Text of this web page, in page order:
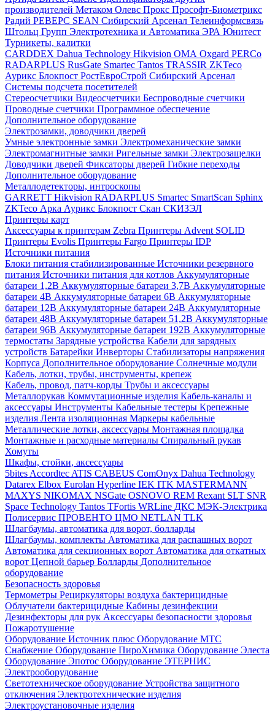
производителей Метаком Олевс Прокс Прософт-Биометрикс
Радий РЕВЕРС SEAN Сибирский Арсенал Телеинформсвязь
Штольц Групп Электротехника и Автоматика ЭРА Юнитест
Турникеты, калитки
CARDDEX Dahua Technology Hikvision ОМА Oxgard PERCo
RADARPLUS RusGate Smartec Tantos TRASSIR ZKTeco
Аурикс Блокпост РостЕвроСтрой Сибирский Арсенал
Системы подсчета посетителей
Стереосчетчики Видеосчетчики Беспроводные счетчики
Проводные счетчики Программное обеспечение
Дополнительное оборудование
Электрозамки, доводчики дверей
Умные электронные замки Электромеханические замки
Электромагнитные замки Ригельные замки Электрозащелки
Доводчики дверей Фиксаторы дверей Гибкие переходы
Дополнительное оборудование
Металлодетекторы, интроскопы
GARRETT Hikvision RADARPLUS Smartec SmartScan Sphinx
ZKTeco Арка Аурикс Блокпост Скан СКИЗЭЛ
Принтеры карт
Аксессуары к принтерам Zebra Принтеры Advent SOLID
Принтеры Evolis Принтеры Fargo Принтеры IDP
Источники питания
Блоки питания стабилизированные Источники резервного
питания Источники питания для котлов Аккумуляторные
батареи 1,2В Аккумуляторные батареи 3,7В Аккумуляторные
батареи 4В Аккумуляторные батареи 6В Аккумуляторные
батареи 12В Аккумуляторные батареи 24В Аккумуляторные
батареи 48В Аккумуляторные батареи 51,2В Аккумуляторные
батареи 96В Аккумуляторные батареи 192В Аккумуляторные
термостаты Зарядные устройства Кабели для зарядных
устройств Батарейки Инверторы Стабилизаторы напряжения
Корпуса Дополнительное оборудование Солнечные модули
Кабель, лотки, трубы, инструменты, крепеж
Кабель, провод, патч-корды Трубы и аксессуары
Металлорукав Коммутационные изделия Кабель-каналы и
аксессуары Инструменты Кабельные тестеры Крепежные
изделия Лента изоляционная Маркеры кабельные
Металлические лотки, аксессуары Монтажная площадка
Монтажные и расходные материалы Спиральный рукав
Хомуты
Шкафы, стойки, аксессуары
5bites Accordtec ATIS CABEUS ComOnyx Dahua Technology
Datarex Elbox Eurolan Hyperline IEK ITK MASTERMANN
MAXYS NIKOMAX NSGate OSNOVO REM Rexant SLT SNR
Space Technology Tantos TFortis WRLine ДКС МЭК-Электрика
Полисервис ПРОВЕНТО ЦМО NETLAN TLK
Шлагбаумы, автоматика для ворот, болларды
Шлагбаумы, комплекты Автоматика для распашных ворот
Автоматика для секционных ворот Автоматика для откатных
ворот Цепной барьер Болларды Дополнительное
оборудование
Безопасность здоровья
Термометры Рециркуляторы воздуха бактерицидные
Облучатели бактерицидные Кабины дезинфекции
Дезинфекторы для рук Аксессуары безопасности здоровья
Пожаротушение
Оборудование Источник плюс Оборудование МТС
Снабжение Оборудование ПироХимика Оборудование Элеста
Оборудование Эпотос Оборудование ЭТЕРНИС
Электрооборудование
Светотехническое оборудование Устройства защитного
отключения Электротехнические изделия
Электроустановочные изделия